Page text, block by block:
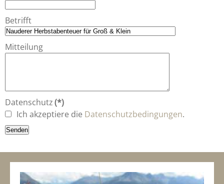
Betrifft
Mitteilung
Datenschutz(*)
Ich akzeptiere die Datenschutzbedingungen.
Senden